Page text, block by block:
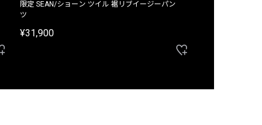
限定 SEAN/ショーン ツイル 裾リブイージーパン
ツ
¥31,900